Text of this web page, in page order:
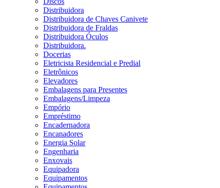
Distribuidora
Distribuidora de Chaves Canivete
Distribuidora de Fraldas
Distribuidora Óculos
Distribuidora.
Docerias
Eletricista Residencial e Predial
Eletrônicos
Elevadores
Embalagens para Presentes
Embalagens/Limpeza
Empório
Empréstimo
Encadernadora
Encanadores
Energia Solar
Engenharia
Enxovais
Equipadora
Equipamentos